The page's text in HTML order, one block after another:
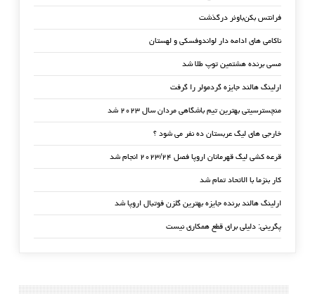
فرانتس بکن‌باوئر درگذشت
ناکامی های ادامه دار لواندوفسکی و لهستان
مسی برنده هشتمین توپ طلا شد
ارلینگ هالند جایزه گردمولر را گرفت
منچسترسیتی بهترین تیم باشگاهی مردان سال ۲۰۲۳ شد
خارجی های لیگ عربستان ده نفر می شود ؟
قرعه کشی لیگ قهرمانان اروپا فصل ۲۰۲۳/۲۴ انجام شد
کار بنزما با الاتحاد تمام شد
ارلینگ هالند برنده جایزه بهترین گلزن فوتبال اروپا شد
پگرینی: دلیلی برای قطع همکاری نیست